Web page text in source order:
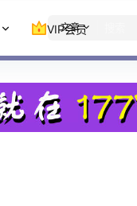
文章
VIP会员